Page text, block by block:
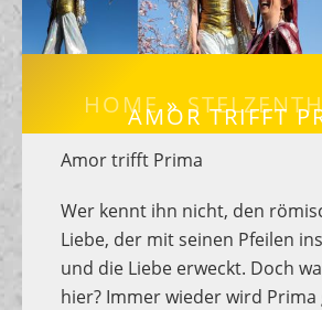
HOME»
AMOR TRIFFT
Amor trifft Prima
Wer kennt ihn nicht, den
Liebe, der mit seinen Pfeilen
und die Liebe erweckt. Doch
hier? Immer wieder wird